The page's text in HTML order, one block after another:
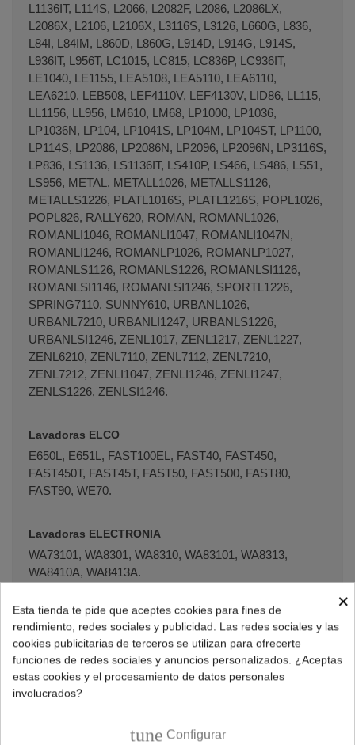
L1136IT, L114S, L2066, L2082F, L2086, L2086LX,
L2086X, L2106, L2106X, L3116S, L3126, L660G, L836,
L84I, L84IM, L860D, L860G, L914D, L914G, L914S,
L936IT, L956T, LC1015, LC815, LC836P, LC936IT,
LE1040, LE1155, LEA5108, LEA5110, LEA6110,
LEA6210, LEB508, LEF4110V, LEF4130V, LID86, LL115,
LL1156, LL956, LM610, LM68, LP1000, LP1036,
LP1036N, LP104, LP1041S, LP104M, LP104ST, LP1100,
LP114S, LP2086, LP2086N, LP2096, LP2096N, LP3116S,
LP836, LS1136, LS1136IT, LS410P, LS466, LS486, LS51,
LS956, METAL, METALL1026, METALLS1126,
METALLS1226, PLATL1016S, PLATL1216S, POPL1026,
POPL826, RALLY620, ROMAN, ROMANL1026,
ROMANLI1046, ROMANLI1047, ROMANLI1047N,
ROMANLI1246, ROMANLP1026, ROMANLP1027,
ROMANLS1126, ROMANLS1226, ROMANLSI1126,
ROMANLSI1146, ROMANLSI1246, SPORTL1226,
SPRING7110, SUNNY610, URBANL1026,
URBANL7210, URBANLI1247, URBANLS1226,
URBANLSI1246, ZENL1017, ZENL1217, ZENL1227,
ZENL6210, ZENL7110, ZENL7112, ZENL7210,
ZENL7212, ZENLI1047, ZENLI1246, ZENLI1247,
ZENLS1226, ZENLSI1246.
Lavadoras ELCO
E650L, E651L, FAST100EL, FAST40, FAST450,
FAST450T, FAST45T, FAST50, FAST500, FAST80,
FAST90, WE70.
Lavadoras ELECTRONIA
WA73101, WA8301, WA8310, WA83101, WA8313,
WA8410A, WA8413A.
Lavadoras ELEKTRA
1050.
Lavadoras EUROLINE
WA1221, WA3003J, WFF1011N, WFF1211N.
×
Esta tienda te pide que aceptes cookies para fines de
rendimiento, redes sociales y publicidad. Las redes sociales y las
cookies publicitarias de terceros se utilizan para ofrecerte
funciones de redes sociales y anuncios personalizados. ¿Aceptas
estas cookies y el procesamiento de datos personales
involucrados?
tune Configurar